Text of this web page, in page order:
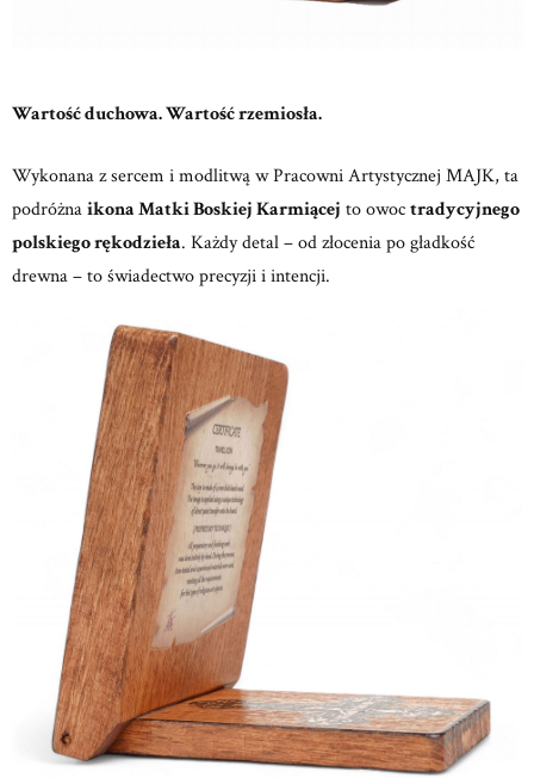
Wartość duchowa. Wartość rzemiosła.
Wykonana z sercem i modlitwą w Pracowni Artystycznej MAJK, ta
podróżnaikona Matki Boskiej Karmiącej to owoc tradycyjnego
polskiego rękodzieła. Każdy detal – od złocenia po gładkość
drewna – to świadectwo precyzji i intencji.